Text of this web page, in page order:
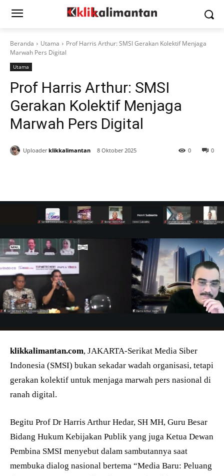
Beranda Utama
Prof Harris Arthur: SMSI Gerakan Kolektif Menjaga
Marwah Pers Digital
Utama
Prof Harris Arthur: SMSI
Gerakan Kolektif Menjaga
Marwah Pers Digital
Uploader klikkalimantan 8 Oktober 2025 0
0
klikkalimantan.com, JAKARTA-Serikat Media Siber
Indonesia (SMSI) bukan sekadar wadah organisasi, tetapi
gerakan kolektif untuk menjaga marwah pers nasional di
ranah digital.
Begitu Prof Dr Harris Arthur Hedar, SH MH, Guru Besar
Bidang Hukum Kebijakan Publik yang juga Ketua Dewan
Pembina SMSI menyebut dalam sambutannya saat
membuka dialog nasional bertema “Media Baru: Peluang